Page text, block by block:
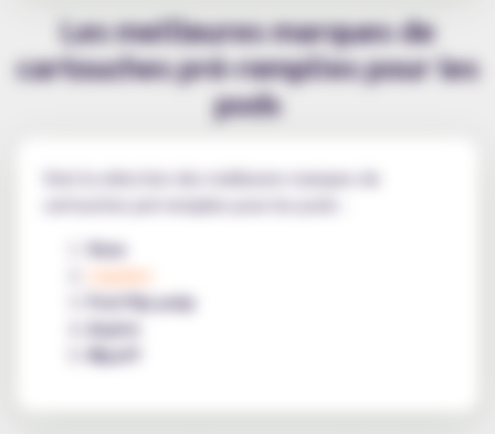
Les meilleures marques de
cartouches pré-remplies pour les
pods
Voici la sélection des meilleures marques de
cartouches pré-remplies pour les pods :
Vuse
Liquideo
Pod flip pulp
Aspire
Wpuff